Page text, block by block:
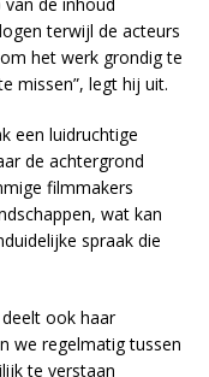
terwijl de acteurs
het werk grondig te
missen”, legt hij uit.
een luidruchtige
de achtergrond
filmmakers
wat kan
spraak die
ook haar
we regelmatig tussen
te verstaan